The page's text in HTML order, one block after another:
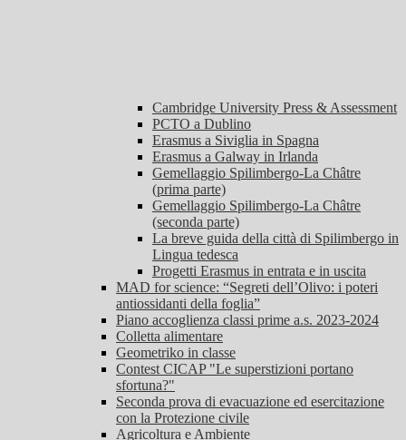
Cambridge University Press & Assessment
PCTO a Dublino
Erasmus a Siviglia in Spagna
Erasmus a Galway in Irlanda
Gemellaggio Spilimbergo-La Châtre
(prima parte)
Gemellaggio Spilimbergo-La Châtre
(seconda parte)
La breve guida della città di Spilimbergo in
Lingua tedesca
Progetti Erasmus in entrata e in uscita
MAD for science: “Segreti dell’Olivo: i poteri
antiossidanti della foglia”
Piano accoglienza classi prime a.s. 2023-2024
Colletta alimentare
Geometriko in classe
Contest CICAP "Le superstizioni portano
sfortuna?"
Seconda prova di evacuazione ed esercitazione
con la Protezione civile
Agricoltura e Ambiente